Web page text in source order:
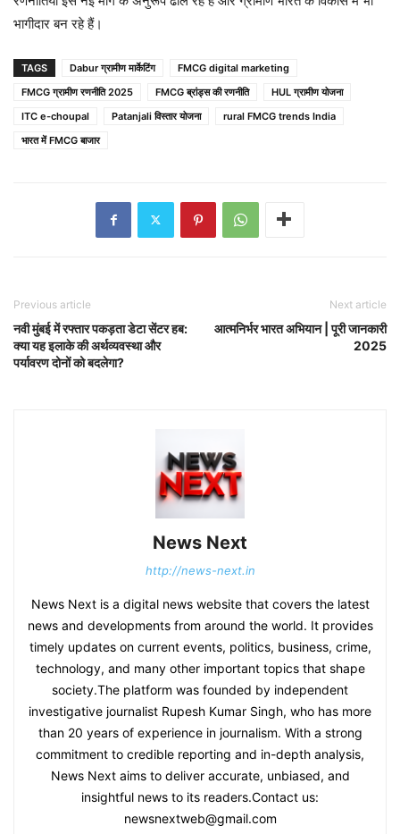
भागीदार बन रहे हैं।
TAGS Dabur ग्रामीण मार्केटिंग
FMCG digital marketing
FMCG ग्रामीण रणनीति 2025
FMCG ब्रांड्स की रणनीति
HUL ग्रामीण योजना
ITC e-choupal
Patanjali विस्तार योजना
rural FMCG trends India
भारत में FMCG बाजार
Previous article
नवी मुंबई में रफ्तार पकड़ता डेटा सेंटर हब:
क्या यह इलाके की अर्थव्यवस्था और
पर्यावरण दोनों को बदलेगा?
Next article
आत्मनिर्भर भारत अभियान | पूरी जानकारी
2025
News Next
http://news-next.in
News Next is a digital news website that covers the latest
news and developments from around the world. It provides
timely updates on current events, politics, business, crime,
technology, and many other important topics that shape
society.The platform was founded by independent
investigative journalist Rupesh Kumar Singh, who has more
than 20 years of experience in journalism. With a strong
commitment to credible reporting and in-depth analysis,
News Next aims to deliver accurate, unbiased, and
insightful news to its readers.Contact us:
newsnextweb@gmail.com